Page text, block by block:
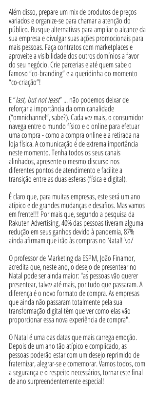
Além disso, prepare um mix de produtos de preços
variados e organize-se para chamar a atenção do
público. Busque alternativas para ampliar o alcance da
sua empresa e divulgar suas ações promocionais para
mais pessoas. Faça contratos com marketplaces e
aproveite a visibilidade dos outros domínios a favor
do seu negócio. Crie parcerias e até quem sabe o
famoso “co-branding” e a queridinha do momento
“co-criação”!
E “last, but not least” ... não podemos deixar de
reforçar a importância da omnicanalidade
(“omnichannel”, sabe?). Cada vez mais, o consumidor
navega entre o mundo físico e o online para efetuar
uma compra - como a compra online e a retirada na
loja física. A comunicação é de extrema importância
neste momento. Tenha todos os seus canais
alinhados, apresente o mesmo discurso nos
diferentes pontos de atendimento e facilite a
transição entre as duas esferas (física e digital).
É claro que, para muitas empresas, este será um ano
atípico e de grandes mudanças e desafios. Mas vamos
em frente!!! Por mais que, segundo a pesquisa da
Rakuten Advertising, 40% das pessoas tiveram alguma
redução em seus ganhos devido à pandemia, 87%
ainda afirmam que irão às compras no Natal! \o/
O professor de Marketing da ESPM, João Finamor,
acredita que, neste ano, o desejo de presentear no
Natal pode ser ainda maior: "as pessoas vão querer
presentear, talvez até mais, por tudo que passaram. A
diferença é o novo formato de compra. As empresas
que ainda não passaram totalmente pela sua
transformação digital têm que ver como elas vão
proporcionar essa nova experiência de compra".
O Natal é uma das datas que mais carrega emoção.
Depois de um ano tão atípico e complicado, as
pessoas poderão estar com um desejo reprimido de
fraternizar, alegrar-se e comemorar. Vamos todos, com
a segurança e o respeito necessários, tornar este final
de ano surpreendentemente especial!